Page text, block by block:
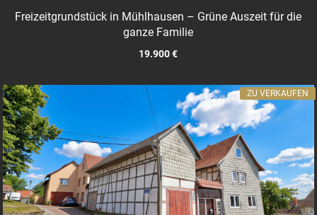
Freizeitgrundstück in Mühlhausen – Grüne Auszeit für die
ganze Familie
19.900 €
ZU VERKAUFEN